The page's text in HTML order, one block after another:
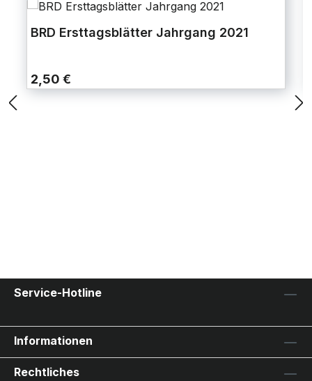
BRD Ersttagsblätter Jahrgang 2021
2,50 €
Service-Hotline
Informationen
Rechtliches